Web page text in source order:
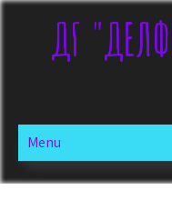
ДГ
Menu